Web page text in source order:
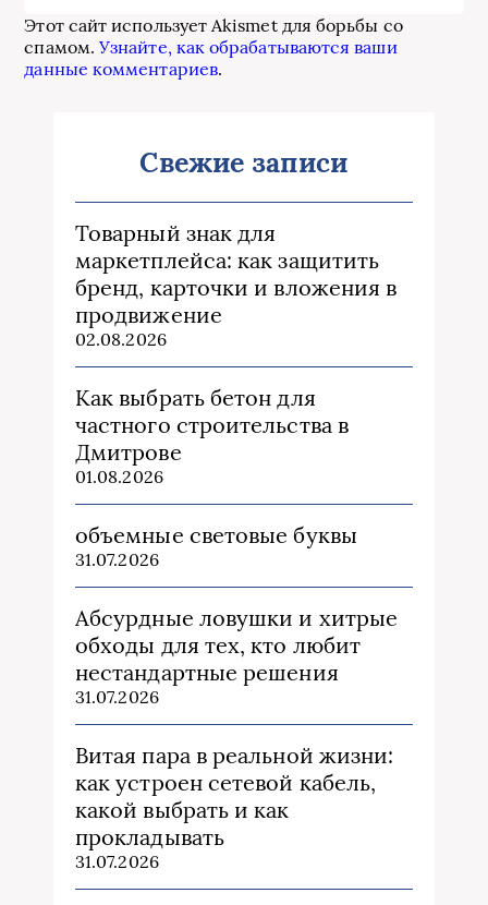
Этот сайт использует Akismet для борьбы со
спамом.Узнайте, как обрабатываются ваши
данные комментариев.
Свежие записи
Товарный знак для
маркетплейса: как защитить
бренд, карточки и вложения в
продвижение
02.08.2026
Как выбрать бетон для
частного строительства в
Дмитрове
01.08.2026
объемные световые буквы
31.07.2026
Абсурдные ловушки и хитрые
обходы для тех, кто любит
нестандартные решения
31.07.2026
Витая пара в реальной жизни:
как устроен сетевой кабель,
какой выбрать и как
прокладывать
31.07.2026